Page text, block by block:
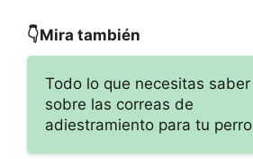
👇Mira también
Todo lo que necesitas saber
sobre las correas de
adiestramiento para tu perro